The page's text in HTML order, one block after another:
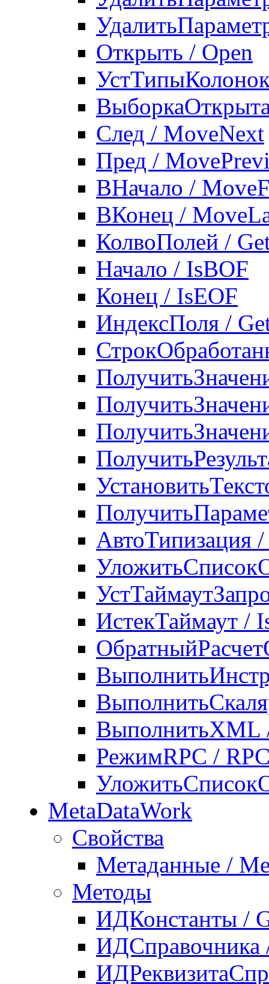
Открыть / Open
След / MoveNext
Пред /
ВНачало /
ВКонец /
КолвоПолей /
Начало / IsBOF
Конец / IsEOF
ИндексПоля /
АвтоТипизация
ИстекТаймаут /
ВыполнитьXML
РежимRPC /
MetaDataWork
Свойства
Метаданные /
Методы
ИДКонстанты /
ИДСправочника